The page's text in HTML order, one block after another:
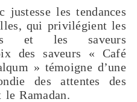
les tendances
qui privilégient les
et les saveurs
des saveurs « Café
» témoigne d’une
des attentes des
le Ramadan.